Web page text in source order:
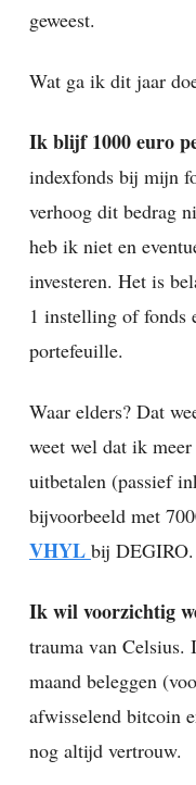
geweest.
Wat ga ik dit jaar
Ik blijf 1000 euro
indexfonds bij mijn
verhoog dit bedrag
heb ik niet en
investeren. Het is
1 instelling of fonds
portefeuille.
Waar elders? Dat
weet wel dat ik
uitbetalen (passief
bijvoorbeeld met
VHYL bij DEGIRO.
Ik wil voorzichtig
trauma van Celsius.
maand beleggen
afwisselend bitcoin
nog altijd vertrouw.